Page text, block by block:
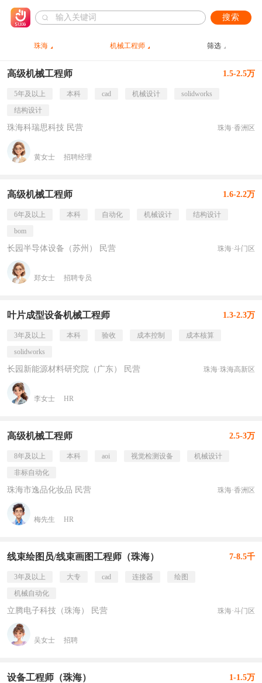
搜索
珠海 机械工程师 筛选
高级机械工程师 1.5-2.5万
5年及以上 本科 cad 机械设计
solidworks
结构设计
珠海科瑞思科技 民营 珠海·香洲区
黄女士 招聘经理
高级机械工程师 1.6-2.2万
6年及以上 本科 自动化 机械设计
结构设计
bom
长园半导体设备（苏州） 民营 珠海·斗门区
郑女士 招聘专员
叶片成型设备机械工程师 1.3-2.3万
3年及以上 本科 验收 成本控制
成本核算
solidworks
长园新能源材料研究院（广东） 民营 珠海·珠海高新区
李女士 HR
高级机械工程师 2.5-3万
8年及以上 本科 aoi 视觉检测设备
机械设计
非标自动化
珠海市逸品化妆品 民营 珠海·香洲区
梅先生 HR
线束绘图员/线束画图工程师（珠海） 7-8.5千
3年及以上 大专 cad 连接器
绘图
机械自动化
立腾电子科技（珠海） 民营 珠海·斗门区
吴女士 招聘
设备工程师（珠海） 1-1.5万